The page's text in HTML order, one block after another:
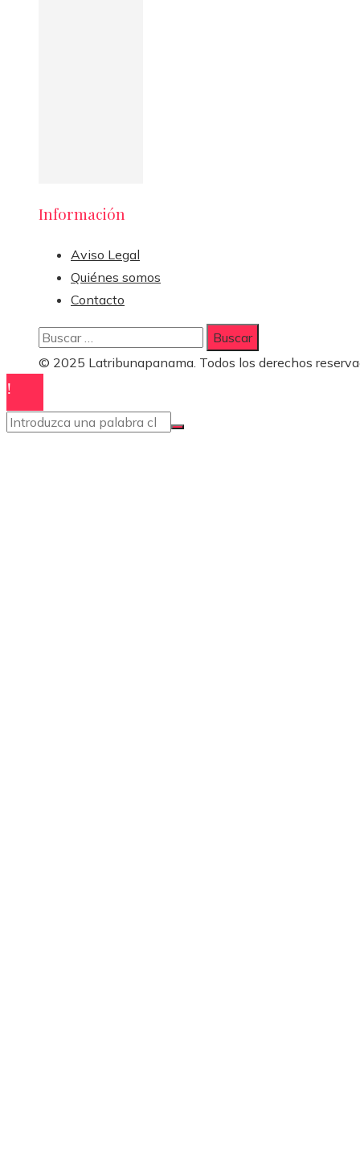
Información
Aviso Legal
Quiénes somos
Contacto
Buscar:
© 2025 Latribunapanama. Todos los derechos